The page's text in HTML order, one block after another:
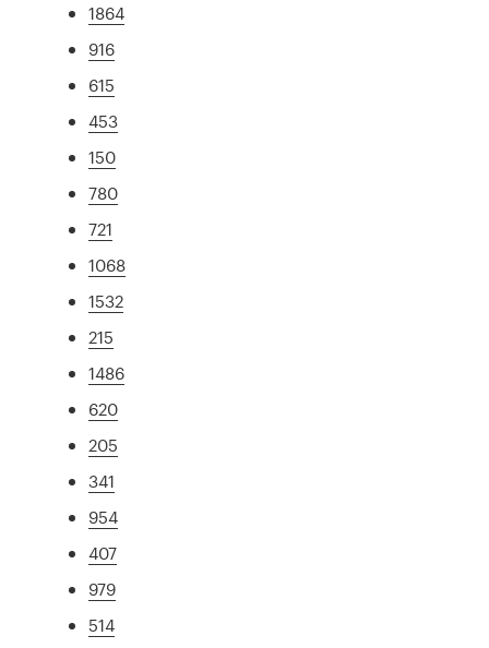
1864
916
615
453
150
780
721
1068
1532
215
1486
620
205
341
954
407
979
514